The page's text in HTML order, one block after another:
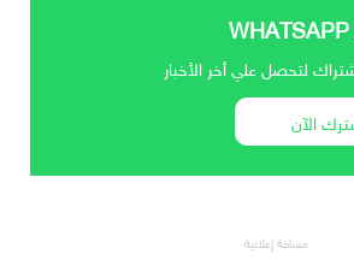
لتحصل علي أخر الأخبار
الآن
مساحة إعلانية